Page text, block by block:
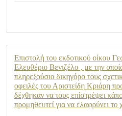
Επιστολή του εκδοτικού οίκου
Ελευθέριο Βενιζέλο , με την
πληρεξούσιο δικηγόρο τους
οφειλές του Αριστείδη Κριάρη
δέχθηκαν να τους επίστρέψει
προμηθευτεί για να ελαφρύνει το